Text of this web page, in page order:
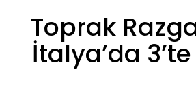
Toprak
İtalya’da